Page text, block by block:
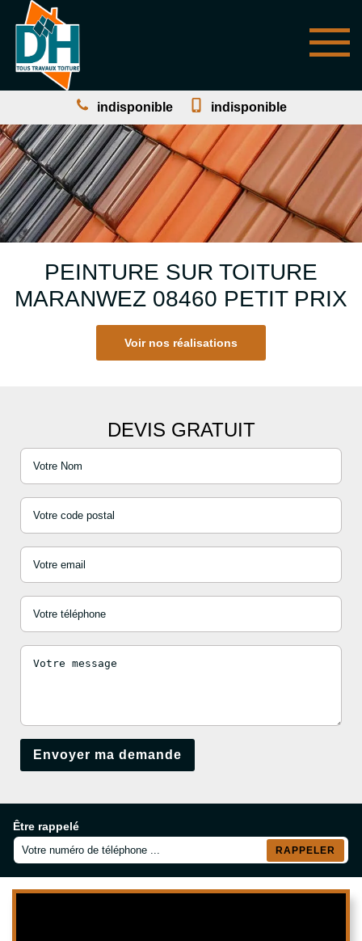
indisponible indisponible
PEINTURE SUR TOITURE
MARANWEZ 08460 PETIT PRIX
Voir nos réalisations
DEVIS GRATUIT
Être rappelé